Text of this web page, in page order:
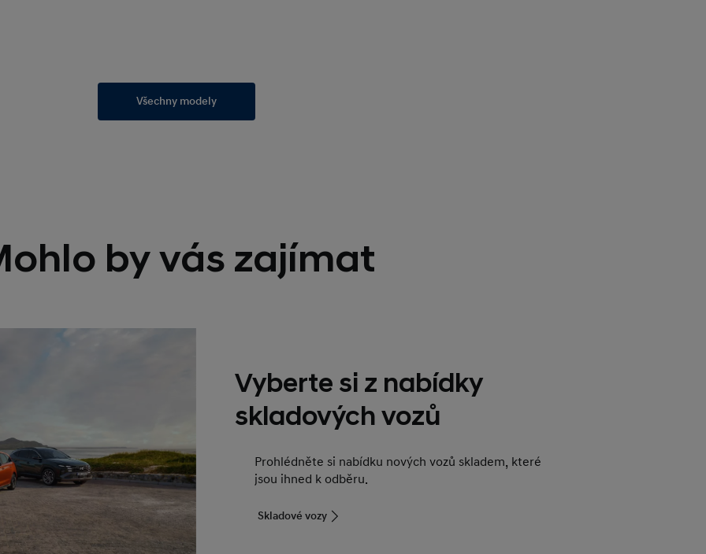
Všechny modely
by vás zajímat
Vyberte si z nabídky
skladových vozů
Prohlédněte si nabídku nových vozů skladem, které
jsou ihned k odběru.
Skladové vozy